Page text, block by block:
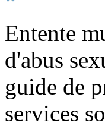
Entente
d'abus
guide de
services